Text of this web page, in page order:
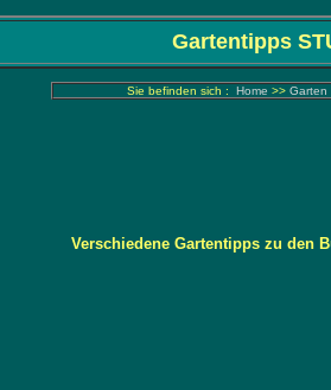
Gartentipps
Sie befinden sich : Home >> Garten
Verschiedene Gartentipps zu den